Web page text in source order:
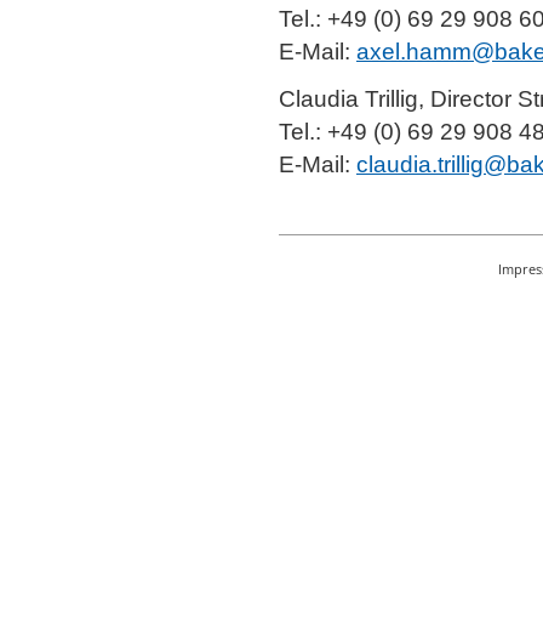
Tel.: +49 (0) 69 29 908
E-Mail:
Claudia Trillig, Director
Tel.: +49 (0) 69 29 908
E-Mail: